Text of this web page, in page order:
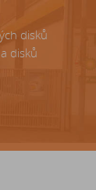
disků
disků